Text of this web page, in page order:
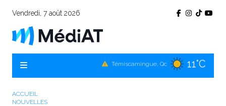
Vendredi, 7 août 2026
La Sarre, Qc 14°C
ACCUEIL
NOUVELLES